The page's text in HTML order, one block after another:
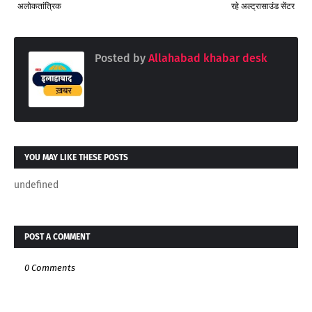
रहे अल्ट्रासाउंड सेंटर
अलोकतांत्रिक
Posted by Allahabad khabar desk
YOU MAY LIKE THESE POSTS
undefined
POST A COMMENT
0 Comments